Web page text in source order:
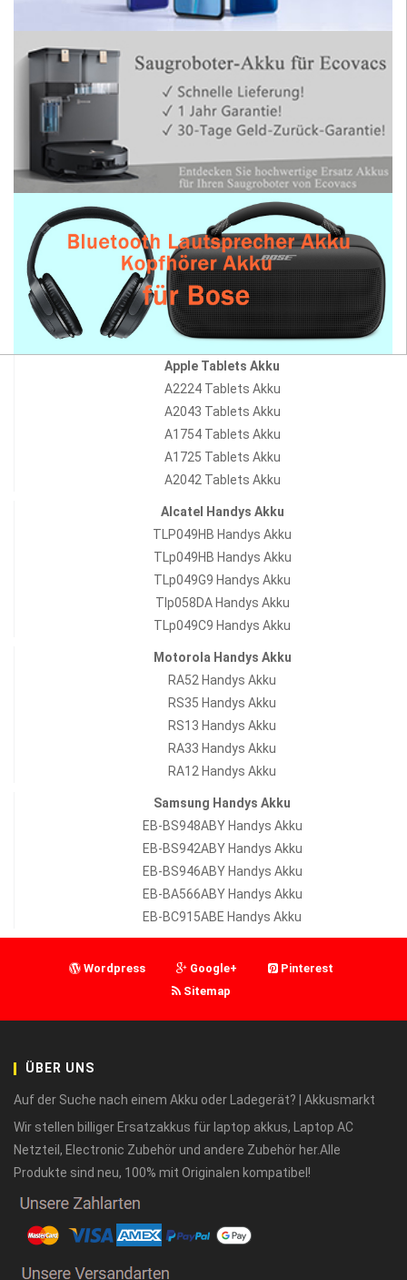
Apple Tablets Akku
A2224 Tablets Akku
A2043 Tablets Akku
A1754 Tablets Akku
A1725 Tablets Akku
A2042 Tablets Akku
Alcatel Handys Akku
TLP049HB Handys Akku
TLp049HB Handys Akku
TLp049G9 Handys Akku
Tlp058DA Handys Akku
TLp049C9 Handys Akku
Motorola Handys Akku
RA52 Handys Akku
RS35 Handys Akku
RS13 Handys Akku
RA33 Handys Akku
RA12 Handys Akku
Samsung Handys Akku
EB-BS948ABY Handys Akku
EB-BS942ABY Handys Akku
EB-BS946ABY Handys Akku
EB-BA566ABY Handys Akku
EB-BC915ABE Handys Akku
Wordpress Google+
Pinterest
Sitemap
ÜBER UNS
Auf der Suche nach einem Akku oder Ladegerät? | Akkusmarkt
Wir stellen billiger Ersatzakkus für laptop akkus, Laptop AC
Netzteil, Electronic Zubehör und andere Zubehör her.Alle
Produkte sind neu, 100% mit Originalen kompatibel!